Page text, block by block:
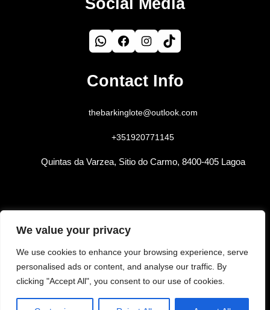
We value your privacy
We use cookies to enhance your browsing experience, serve
personalised ads or content, and analyse our traffic. By
clicking "Accept All", you consent to our use of cookies.
WhatsApp Facebook Instagram TikTok
Contact Info
thebarkinglote@outlook.com
+351920771145
Quintas da Varzea, Sitio do Carmo, 8400-405 Lagoa
LoteAll Rights Reserved.Website
by Algarvornia